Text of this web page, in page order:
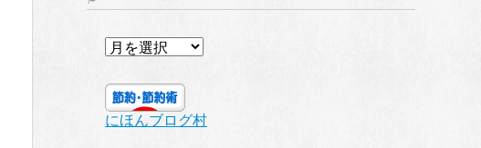
ア
カ
イ
ブ
にほんブログ村